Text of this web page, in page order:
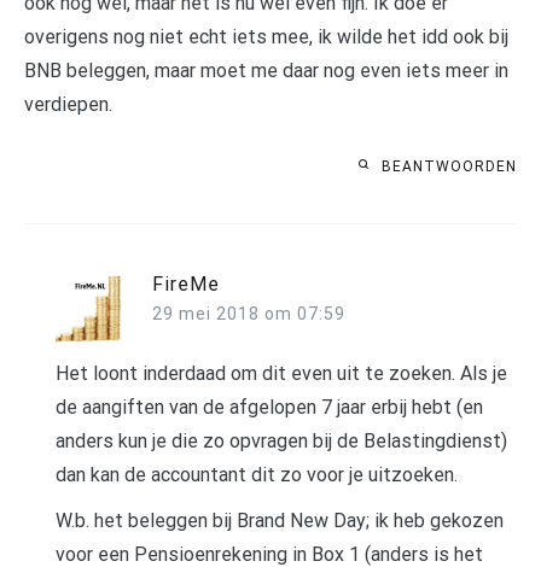
overigens nog niet echt iets mee, ik wilde het idd ook bij
BNB beleggen, maar moet me daar nog even iets meer in
verdiepen.
BEANTWOORDEN
FireMe
29 mei 2018 om 07:59
Het loont inderdaad om dit even uit te zoeken. Als je
de aangiften van de afgelopen 7 jaar erbij hebt (en
anders kun je die zo opvragen bij de Belastingdienst)
dan kan de accountant dit zo voor je uitzoeken.
W.b. het beleggen bij Brand New Day; ik heb gekozen
voor een Pensioenrekening in Box 1 (anders is het